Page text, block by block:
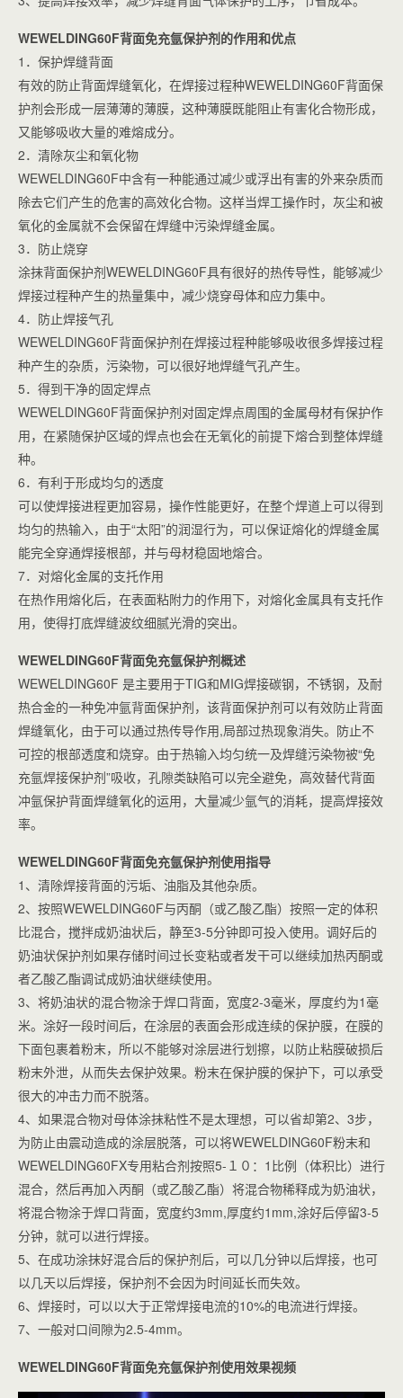
WEWELDING60F背面免充氩保护剂的作用和优点
1．保护焊缝背面
有效的防止背面焊缝氧化，在焊接过程种WEWELDING60F背面保
护剂会形成一层薄薄的薄膜，这种薄膜既能阻止有害化合物形成，
又能够吸收大量的难熔成分。
2．清除灰尘和氧化物
WEWELDING60F中含有一种能通过减少或浮出有害的外来杂质而
除去它们产生的危害的高效化合物。这样当焊工操作时，灰尘和被
氧化的金属就不会保留在焊缝中污染焊缝金属。
3．防止烧穿
涂抹背面保护剂WEWELDING60F具有很好的热传导性，能够减少
焊接过程种产生的热量集中，减少烧穿母体和应力集中。
4．防止焊接气孔
WEWELDING60F背面保护剂在焊接过程种能够吸收很多焊接过程
种产生的杂质，污染物，可以很好地焊缝气孔产生。
5．得到干净的固定焊点
WEWELDING60F背面保护剂对固定焊点周围的金属母材有保护作
用，在紧随保护区域的焊点也会在无氧化的前提下熔合到整体焊缝
种。
6．有利于形成均匀的透度
可以使焊接进程更加容易，操作性能更好，在整个焊道上可以得到
均匀的热输入，由于“太阳”的润湿行为，可以保证熔化的焊缝金属
能完全穿通焊接根部，并与母材稳固地熔合。
7．对熔化金属的支托作用
在热作用熔化后，在表面粘附力的作用下，对熔化金属具有支托作
用，使得打底焊缝波纹细腻光滑的突出。
WEWELDING60F背面免充氩保护剂概述
WEWELDING60F 是主要用于TIG和MIG焊接碳钢，不锈钢，及耐
热合金的一种免冲氩背面保护剂，该背面保护剂可以有效防止背面
焊缝氧化，由于可以通过热传导作用,局部过热现象消失。防止不
可控的根部透度和烧穿。由于热输入均匀统一及焊缝污染物被“免
充氩焊接保护剂”吸收，孔隙类缺陷可以完全避免，高效替代背面
冲氩保护背面焊缝氧化的运用，大量减少氩气的消耗，提高焊接效
率。
WEWELDING60F背面免充氩保护剂使用指导
1、清除焊接背面的污垢、油脂及其他杂质。
2、按照WEWELDING60F与丙酮（或乙酸乙酯）按照一定的体积
比混合，搅拌成奶油状后，静至3-5分钟即可投入使用。调好后的
奶油状保护剂如果存储时间过长变粘或者发干可以继续加热丙酮或
者乙酸乙酯调试成奶油状继续使用。
3、将奶油状的混合物涂于焊口背面，宽度2-3毫米，厚度约为1毫
米。涂好一段时间后，在涂层的表面会形成连续的保护膜，在膜的
下面包裹着粉末，所以不能够对涂层进行划擦，以防止粘膜破损后
粉末外泄，从而失去保护效果。粉末在保护膜的保护下，可以承受
很大的冲击力而不脱落。
4、如果混合物对母体涂抹粘性不是太理想，可以省却第2、3步，
为防止由震动造成的涂层脱落，可以将WEWELDING60F粉末和
WEWELDING60FX专用粘合剂按照5-１０：1比例（体积比）进行
混合，然后再加入丙酮（或乙酸乙酯）将混合物稀释成为奶油状，
将混合物涂于焊口背面，宽度约3mm,厚度约1mm,涂好后停留3-5
分钟，就可以进行焊接。
5、在成功涂抹好混合后的保护剂后，可以几分钟以后焊接，也可
以几天以后焊接，保护剂不会因为时间延长而失效。
6、焊接时，可以以大于正常焊接电流的10%的电流进行焊接。
7、一般对口间隙为2.5-4mm。
WEWELDING60F背面免充氩保护剂使用效果视频